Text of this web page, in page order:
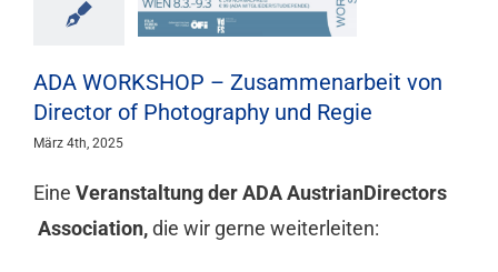
Berufsbilder
Service
ADA WORKSHOP – Zusammenarbeit von
Director of Photography und Regie
März 4th, 2025
Eine Veranstaltung der ADA AustrianDirectors
Association,die wir gerne weiterleiten: